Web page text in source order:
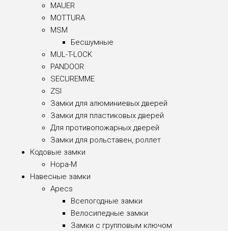
MAUER
MOTTURA
MSM
Бесшумные
MUL-T-LOCK
PANDOOR
SECUREMME
ZSI
Замки для алюминиевых дверей
Замки для пластиковых дверей
Для противопожарных дверей
Замки для рольставен, роллет
Кодовые замки
Нора-М
Навесные замки
Apecs
Всепогодные замки
Велосипедные замки
Замки с групповым ключом